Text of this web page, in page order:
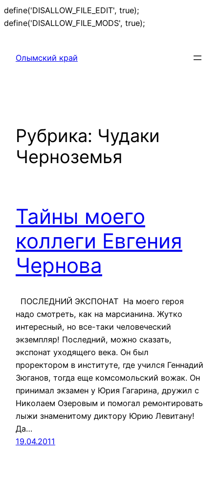
define('DISALLOW_FILE_EDIT', true);
define('DISALLOW_FILE_MODS', true);
Олымский край
Рубрика: Чудаки
Черноземья
Тайны моего
коллеги Евгения
Чернова
ПОСЛЕДНИЙ ЭКСПОНАТ На моего героя
надо смотреть, как на марсианина. Жутко
интересный, но все-таки человеческий
экземпляр! Последний, можно сказать,
экспонат уходящего века. Он был
проректором в институте, где учился Геннадий
Зюганов, тогда еще комсомольский вожак. Он
принимал экзамен у Юрия Гагарина, дружил с
Николаем Озеровым и помогал ремонтировать
лыжи знаменитому диктору Юрию Левитану!
Да…
19.04.2011